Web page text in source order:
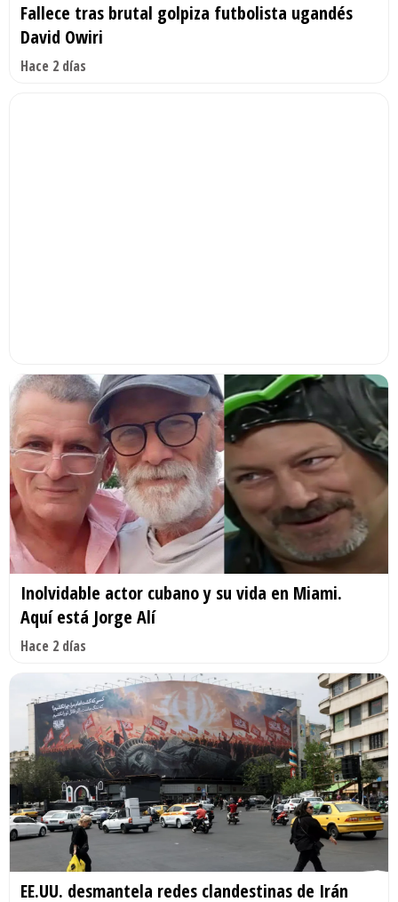
Fallece tras brutal golpiza futbolista ugandés
David Owiri
Hace 2 días
Inolvidable actor cubano y su vida en Miami.
Aquí está Jorge Alí
Hace 2 días
EE.UU. desmantela redes clandestinas de Irán